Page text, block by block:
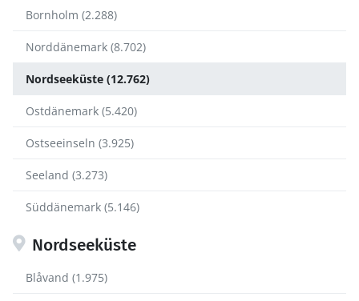
Bornholm (2.288)
Norddänemark (8.702)
Nordseeküste (12.762)
Ostdänemark (5.420)
Ostseeinseln (3.925)
Seeland (3.273)
Süddänemark (5.146)
Nordseeküste
Blåvand (1.975)